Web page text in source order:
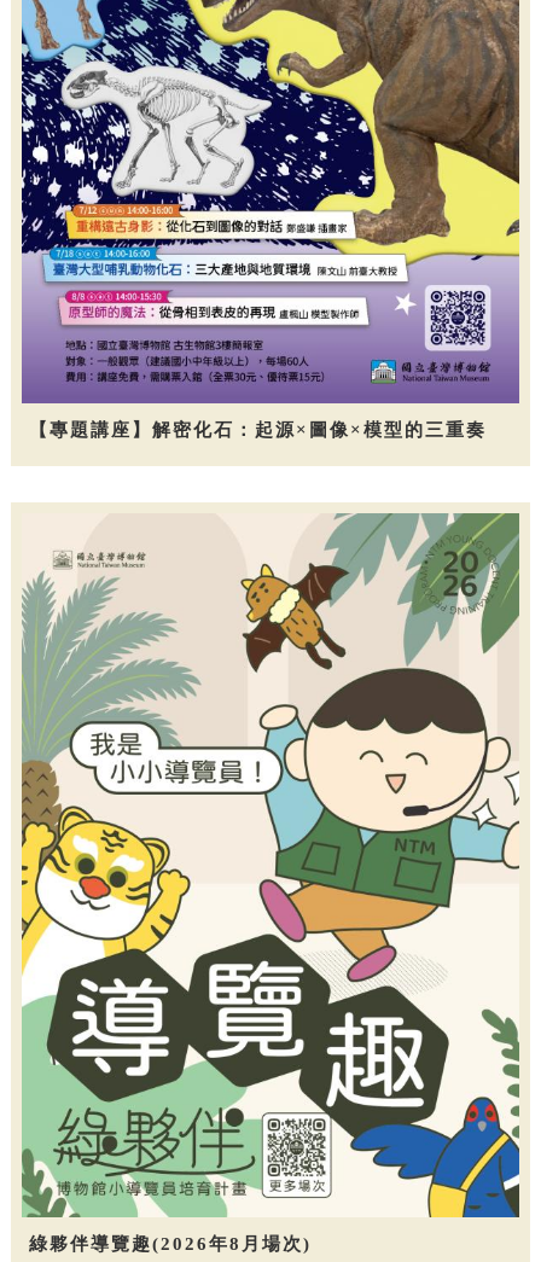
【專題講座】解密化石：起源×圖像×模型的三重奏
綠夥伴導覽趣(2026年8月場次)